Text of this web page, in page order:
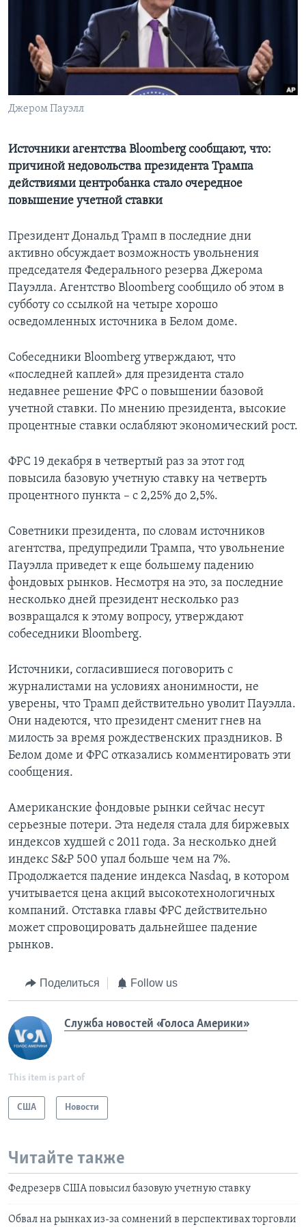
Learning English
СОЦИАЛЬНЫЕ СЕТИ
Джером Пауэлл
Источники агентства Bloomberg сообщают, что:
причиной недовольства президента Трампа
действиями центробанка стало очередное
повышение учетной ставки
Президент Дональд Трамп в последние дни
активно обсуждает возможность увольнения
председателя Федерального резерва Джерома
Пауэлла. Агентство Bloomberg сообщило об этом в
субботу со ссылкой на четыре хорошо
осведомленных источника в Белом доме.
Собеседники Bloomberg утверждают, что
«последней каплей» для президента стало
недавнее решение ФРС о повышении базовой
учетной ставки. По мнению президента, высокие
процентные ставки ослабляют экономический рост.
ФРС 19 декабря в четвертый раз за этот год
повысила базовую учетную ставку на четверть
процентного пункта – с 2,25% до 2,5%.
Советники президента, по словам источников
агентства, предупредили Трампа, что увольнение
Пауэлла приведет к еще большему падению
фондовых рынков. Несмотря на это, за последние
несколько дней президент несколько раз
возвращался к этому вопросу, утверждают
собеседники Bloomberg.
Источники, согласившиеся поговорить с
журналистами на условиях анонимности, не
уверены, что Трамп действительно уволит Пауэлла.
Они надеются, что президент сменит гнев на
милость за время рождественских праздников. В
Белом доме и ФРС отказались комментировать эти
сообщения.
Американские фондовые рынки сейчас несут
серьезные потери. Эта неделя стала для биржевых
индексов худшей с 2011 года. За несколько дней
индекс S&P 500 упал больше чем на 7%.
Продолжается падение индекса Nasdaq, в котором
учитывается цена акций высокотехнологичных
компаний. Отставка главы ФРС действительно
может спровоцировать дальнейшее падение
рынков.
Поделиться Follow us
Служба новостей «Голоса Америки»
This item is part of
США Новости
Читайте также
Федрезерв США повысил базовую учетную ставку
Обвал на рынках из-за сомнений в перспективах торговли